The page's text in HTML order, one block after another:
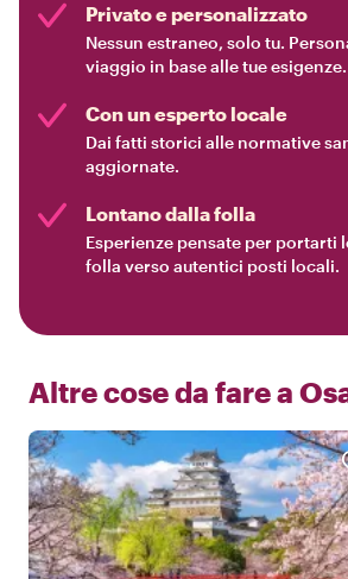
Privato e personalizzato
Nessun estraneo, solo tu.
viaggio in base alle tue esigenze.
Con un esperto locale
Dai fatti storici alle normative
aggiornate.
Lontano dalla folla
Esperienze pensate per portarti
folla verso autentici posti locali.
Altre cose da fare a